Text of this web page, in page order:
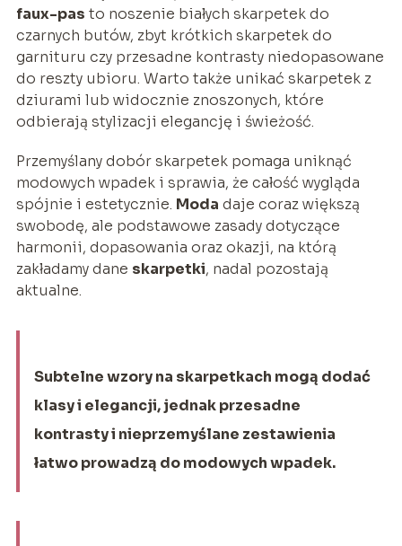
faux-pas to noszenie białych skarpetek do
czarnych butów, zbyt krótkich skarpetek do
garnituru czy przesadne kontrasty niedopasowane
do reszty ubioru. Warto także unikać skarpetek z
dziurami lub widocznie znoszonych, które
odbierają stylizacji elegancję i świeżość.
Przemyślany dobór skarpetek pomaga uniknąć
modowych wpadek i sprawia, że całość wygląda
spójnie i estetycznie. Moda daje coraz większą
swobodę, ale podstawowe zasady dotyczące
harmonii, dopasowania oraz okazji, na którą
zakładamy dane skarpetki, nadal pozostają
aktualne.
Subtelne wzory na skarpetkach mogą dodać
klasy i elegancji, jednak przesadne
kontrasty i nieprzemyślane zestawienia
łatwo prowadzą do modowych wpadek.